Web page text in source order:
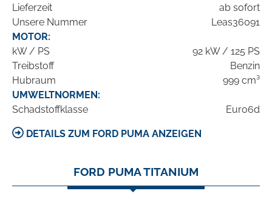
Lieferzeit
ab sofort
Unsere Nummer
Leas36091
MOTOR:
kW / PS
92 kW / 125 PS
Treibstoff
Benzin
Hubraum
999 cm³
UMWELTNORMEN:
Schadstoffklasse
Euro6d
DETAILS ZUM FORD PUMA ANZEIGEN
FORD PUMA TITANIUM